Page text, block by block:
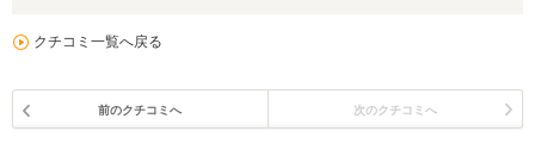
クチコミ一覧へ戻る
前のクチコミへ 次のクチコミへ